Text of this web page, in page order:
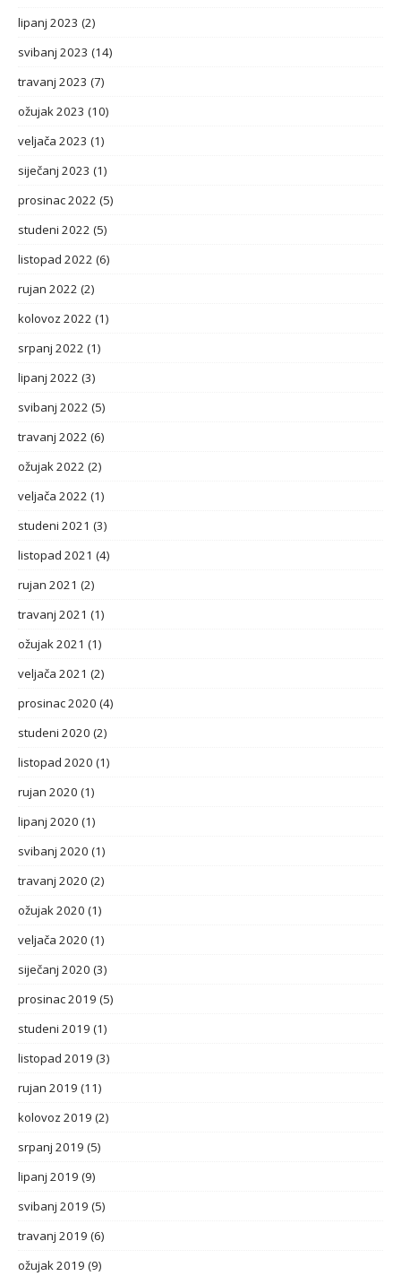
lipanj 2023 (2)
svibanj 2023 (14)
travanj 2023 (7)
ožujak 2023 (10)
veljača 2023 (1)
siječanj 2023 (1)
prosinac 2022 (5)
studeni 2022 (5)
listopad 2022 (6)
rujan 2022 (2)
kolovoz 2022 (1)
srpanj 2022 (1)
lipanj 2022 (3)
svibanj 2022 (5)
travanj 2022 (6)
ožujak 2022 (2)
veljača 2022 (1)
studeni 2021 (3)
listopad 2021 (4)
rujan 2021 (2)
travanj 2021 (1)
ožujak 2021 (1)
veljača 2021 (2)
prosinac 2020 (4)
studeni 2020 (2)
listopad 2020 (1)
rujan 2020 (1)
lipanj 2020 (1)
svibanj 2020 (1)
travanj 2020 (2)
ožujak 2020 (1)
veljača 2020 (1)
siječanj 2020 (3)
prosinac 2019 (5)
studeni 2019 (1)
listopad 2019 (3)
rujan 2019 (11)
kolovoz 2019 (2)
srpanj 2019 (5)
lipanj 2019 (9)
svibanj 2019 (5)
travanj 2019 (6)
ožujak 2019 (9)